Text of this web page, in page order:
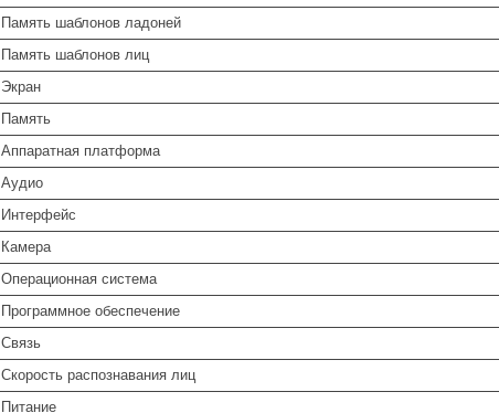
Память шаблонов ладоней
Память шаблонов лиц
Экран
Память
Аппаратная платформа
Аудио
Интерфейс
Камера
Операционная система
Программное обеспечение
Связь
Скорость распознавания лиц
Питание